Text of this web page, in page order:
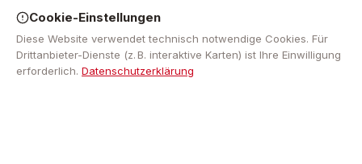
gemeinde@gutau.ooe.gv.at
Öffnungszeiten: Mo - Fr: 7.30 Uhr bis 12.00 Uhr, Mo, Do: 13.00
Uhr bis 18.00 Uhr,
Cookie-Einstellungen
Diese Website verwendet technisch notwendige Cookies. Für
Drittanbieter-Dienste (z. B. interaktive Karten) ist Ihre Einwilligung
erforderlich. Datenschutzerklärung